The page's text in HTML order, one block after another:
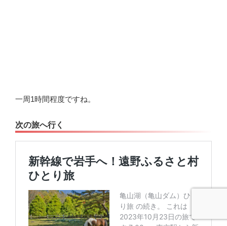
一周1時間程度ですね。
次の旅へ行く